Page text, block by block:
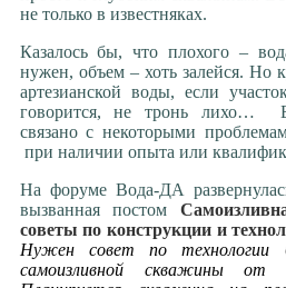
не только в известняках.
Казалось бы, что плохого –
нужен, объем – хоть залейся. Но
артезианской воды, если
говорится, не тронь лихо…
связано с некоторыми
при наличии опыта или
На форуме Вода-ДА
вызванная постом
советы по конструкции и
Нужен совет по технологии
самоизливной скважины от